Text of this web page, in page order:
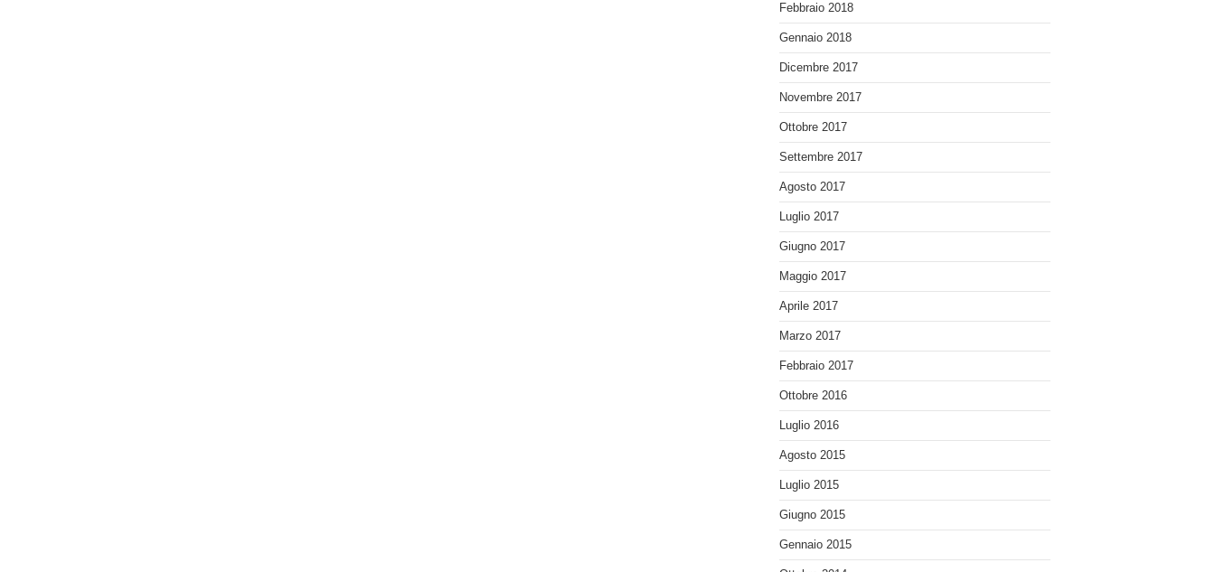
Febbraio 2018
Gennaio 2018
Dicembre 2017
Novembre 2017
Ottobre 2017
Settembre 2017
Agosto 2017
Luglio 2017
Giugno 2017
Maggio 2017
Aprile 2017
Marzo 2017
Febbraio 2017
Ottobre 2016
Luglio 2016
Agosto 2015
Luglio 2015
Giugno 2015
Gennaio 2015